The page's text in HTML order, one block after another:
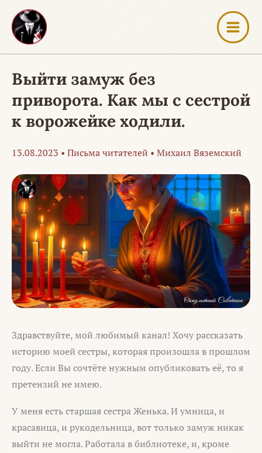
Перейти
содержимому
Выйти замуж без
приворота. Как мы с сестрой
к ворожейке ходили.
13.08.2023 • Письма читателей • Михаил Вяземский
Здравствуйте, мой любимый канал! Хочу рассказать
историю моей сестры, которая произошла в прошлом
году. Если Вы сочтёте нужным опубликовать её, то я
претензий не имею.
У меня есть старшая сестра Женька. И умница, и
красавица, и рукодельница, вот только замуж никак
выйти не могла. Работала в библиотеке, и, кроме